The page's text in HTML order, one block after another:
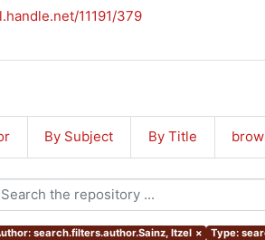
11191/379
By Subject By Title
search.filters.author.Sainz, Itzel × Type: